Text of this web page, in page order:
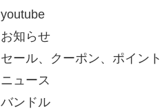
youtube
お知らせ
セール、クーポン、ポイント
ニュース
バンドル